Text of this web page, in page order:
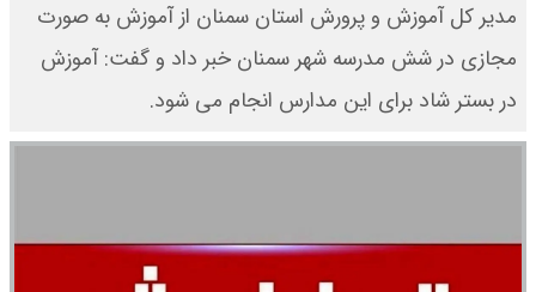
مدیر کل آموزش و پرورش استان سمنان از آموزش به صورت
مجازی در شش مدرسه شهر سمنان خبر داد و گفت: آموزش
در بستر شاد برای این مدارس انجام می شود.